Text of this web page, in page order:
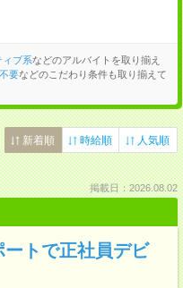
ィブ系などのアルバイトを取り揃え
要などのこだわり条件も取り揃えて
新着順 時給順 人気順
掲載日：2026.08.02
ートで正社員デビ